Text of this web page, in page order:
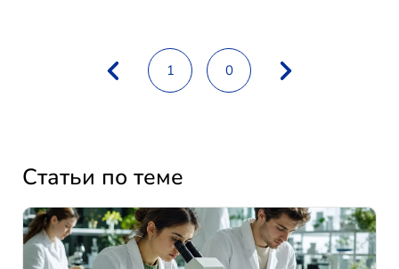
1 0
Статьи по теме